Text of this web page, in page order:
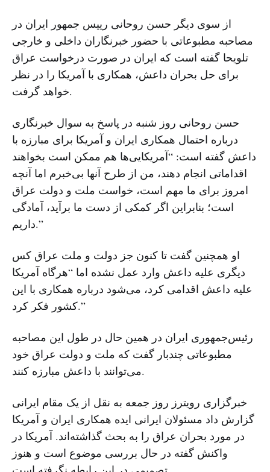
از سوی دیگر حسن روحانی رییس جمهور ایران در
مصاحبه مطبوعاتی با حضور خبرنگاران داخلی و خارجی
تلویحا گفته است که ایران در صورت درخواست عراق
برای حل بحران داعش، همکاری با آمریکا را در نظر
خواهد گرفت.
حسن روحانی روز شنبه در پاسخ به سوال خبرنگاری
درباره احتمال همکاری ایران و آمریکا برای مبارزه با
داعش گفته است: “آمریکایی‌ها هم ممکن است بخواهند
اقداماتی انجام دهند، من از طرح آنها بی‌خبرم اما آنچه
امروز برای ما مهم است، خواست ملت و دولت عراق
است؛ بنابراین اگر کمکی از دست ما برآید، آمادگی
داریم.”
او همچنین گفت تا کنون جز دولت و ملت عراق کس
دیگری علیه داعش وارد عمل نشده اما “هرگاه آمریکا
علیه داعش اقدامی کرد، می‌شود درباره همکاری با این
کشور فکر کرد.”
رئیس‌جمهوری ایران در همین حال در طول این مصاحبه
مطبوعاتی چندبار گفت که ملت و دولت عراق خود
می‌توانند با داعش مبارزه کنند.
خبرگزاری رویترز روز جمعه به نقل از یک مقام ایرانی
گزارش داد مسئولان ایرانی ایده همکاری ایران و آمریکا
در مورد بحران عراق را به بحث گذاشته‌اند. آمریکا در
واکنش گفته در حال بررسی موضوع است و هنوز